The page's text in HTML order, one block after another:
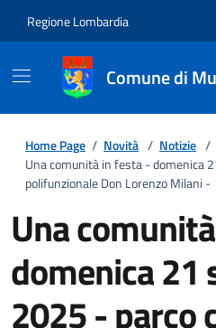
Regione Lombardia
Comune di
Home Page / Novità / Notizie /
Una comunità in festa - domenica
polifunzionale Don Lorenzo Milani -
Una
domenica
2025 - parco